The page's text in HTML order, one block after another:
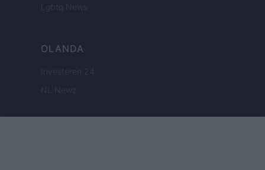
Lgbtq News
OLANDA
Investeren 24
NL Newz